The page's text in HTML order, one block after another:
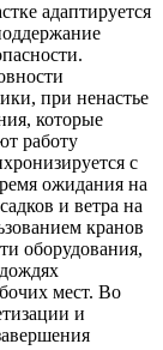
адаптируется
при ненастье
которые
работу
с
ожидания на
и ветра на
кранов
оборудования,
мест. Во
и